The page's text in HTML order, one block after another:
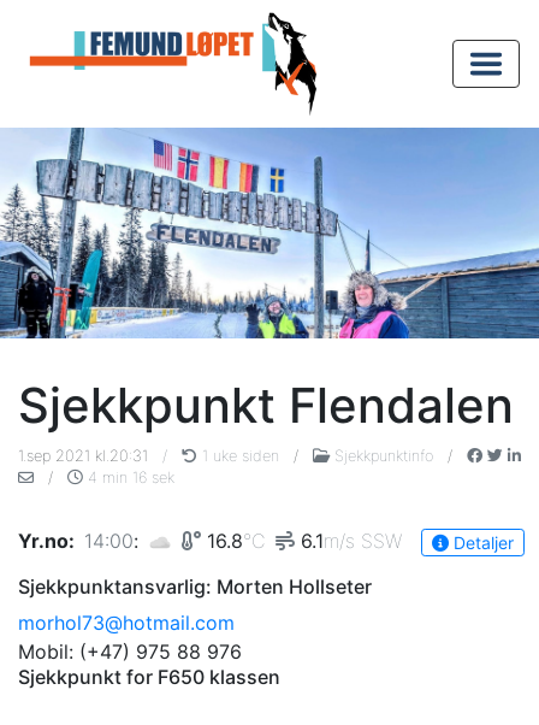
Sjekkpunkt Flendalen
1.sep 2021 kl.20:31 / 1 uke siden / Sjekkpunktinfo
/
/
4 min 16 sek
Yr.no: 14:00: 16.8°C 6.1m/s SSW Detaljer
Sjekkpunktansvarlig: Morten Hollseter
morhol73@hotmail.com
Mobil: (+47) 975 88 976
Sjekkpunkt for F650 klassen